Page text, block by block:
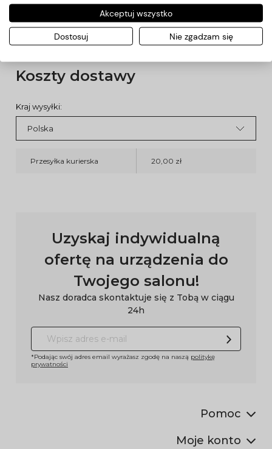
- ostrość / ziarnistość:b.drobny (żółty)
Kolorowy znacznik umieszczony na frezie wskazuje ostrość,
ziarnistość frezu (gradację)
Koszty dostawy
Kraj wysyłki:
Przesyłka kurierska 20,00 zł
Uzyskaj indywidualną
ofertę na urządzenia do
Twojego salonu!
Nasz doradca skontaktuje się z Tobą w ciągu
24h
*Podając swój adres email wyrażasz zgodę na naszą politykę
prywatności
Pomoc
Moje konto
Akceptuj wszystko
Dostosuj Nie zgadzam się